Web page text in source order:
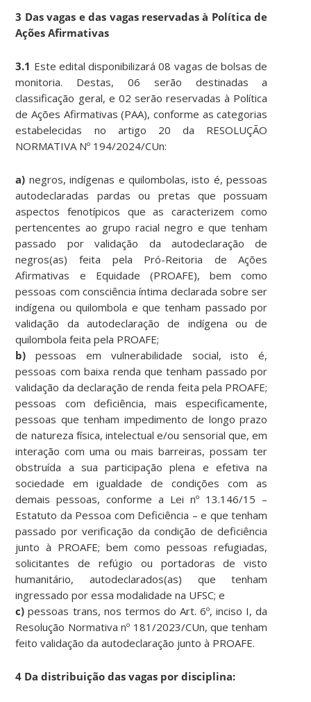
3 Das vagas e das vagas reservadas à Política de
Ações Afirmativas
3.1 Este edital disponibilizará 08 vagas de bolsas de
monitoria. Destas, 06 serão destinadas a
classificação geral, e 02 serão reservadas à Política
de Ações Afirmativas (PAA), conforme as categorias
estabelecidas no artigo 20 da RESOLUÇÃO
NORMATIVA Nº 194/2024/CUn:
a) negros, indígenas e quilombolas, isto é, pessoas
autodeclaradas pardas ou pretas que possuam
aspectos fenotípicos que as caracterizem como
pertencentes ao grupo racial negro e que tenham
passado por validação da autodeclaração de
negros(as) feita pela Pró-Reitoria de Ações
Afirmativas e Equidade (PROAFE), bem como
pessoas com consciência íntima declarada sobre ser
indígena ou quilombola e que tenham passado por
validação da autodeclaração de indígena ou de
quilombola feita pela PROAFE;
b) pessoas em vulnerabilidade social, isto é,
pessoas com baixa renda que tenham passado por
validação da declaração de renda feita pela PROAFE;
pessoas com deficiência, mais especificamente,
pessoas que tenham impedimento de longo prazo
de natureza física, intelectual e/ou sensorial que, em
interação com uma ou mais barreiras, possam ter
obstruída a sua participação plena e efetiva na
sociedade em igualdade de condições com as
demais pessoas, conforme a Lei nº 13.146/15 –
Estatuto da Pessoa com Deficiência – e que tenham
passado por verificação da condição de deficiência
junto à PROAFE; bem como pessoas refugiadas,
solicitantes de refúgio ou portadoras de visto
humanitário, autodeclarados(as) que tenham
ingressado por essa modalidade na UFSC; e
c) pessoas trans, nos termos do Art. 6º, inciso I, da
Resolução Normativa nº 181/2023/CUn, que tenham
feito validação da autodeclaração junto à PROAFE.
4 Da distribuição das vagas por disciplina: